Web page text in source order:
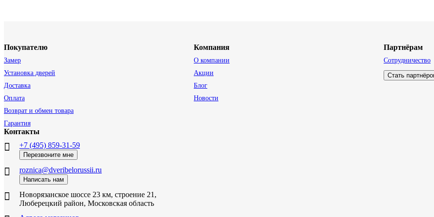
Покупателю
Замер
Установка дверей
Доставка
Оплата
Возврат и обмен товара
Гарантия
Компания
О компании
Акции
Блог
Новости
Партнёрам
Сотрудничество
Стать
Контакты
+7 (495) 859-31-59
Перезвоните мне
roznica@dveribelorussii.ru
Написать нам
Новорязанское шоссе 23 км, строение 21,
Люберецкий район, Московская область